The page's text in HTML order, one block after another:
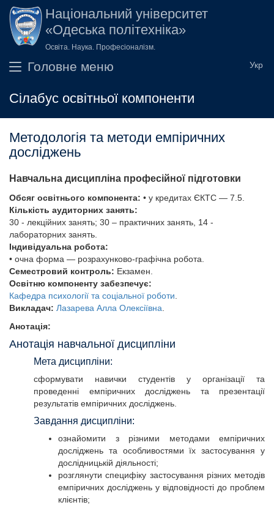
Перейти до основного вмісту
Національний університет
«Одеська політехніка»
Освіта. Наука. Професіоналізм.
Головне меню
Сілабус освітньої компоненти
Методологія та методи емпіричних
досліджень
Навчальна дисципліна професійної підготовки
Обсяг освітнього компонента: • у кредитах ЄКТС — 7.5.
Кількість аудиторних занять:
30 - лекційних занять; 30 – практичних занять, 14 -
лабораторних занять.
Індивідуальна робота:
• очна форма — розрахунково-графічна робота.
Семестровий контроль: Екзамен.
Освітню компоненту забезпечує:
Кафедра психології та соціальної роботи
Викладач: Лазарева Алла Олексіївна
Анотація:
Анотація навчальної дисципліни
Мета дисципліни:
сформувати навички студентів у організації та
проведенні емпіричних досліджень та презентації
результатів емпіричних досліджень.
Завдання дисципліни:
ознайомити з різними методами емпіричних
досліджень та особливостями їх застосування у
дослідницькій діяльності;
розглянути специфіку застосування різних методів
емпіричних досліджень у відповідності до проблем
клієнтів;